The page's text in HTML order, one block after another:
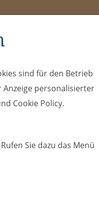
sind für den Betrieb
personalisierter
Cookie Policy.
Sie dazu das Menü